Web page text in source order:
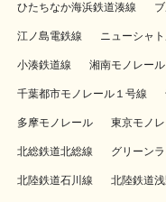
ひたちなか海浜鉄道湊線
江ノ島電鉄線 ニューシャ
小湊鉄道線 湘南モノレール
千葉都市モノレール１号線
多摩モノレール 東京モノ
北総鉄道北総線 グリーン
北陸鉄道石川線 北陸鉄道